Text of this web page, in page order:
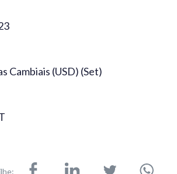
Cambiais (USD) (Set)